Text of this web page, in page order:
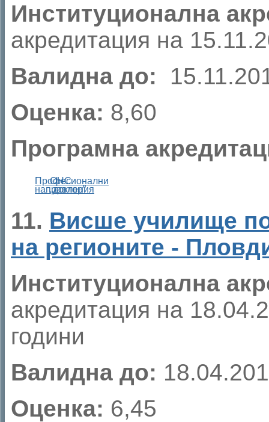
Институционална
акредитация на
Валидна до:
Оценка: 8,60
Програмна
Професионални
направления
ОНС
„доктор”
11. Висше училище
на регионите -
Институционална
акредитация на
години
Валидна до:
Оценка: 6,45